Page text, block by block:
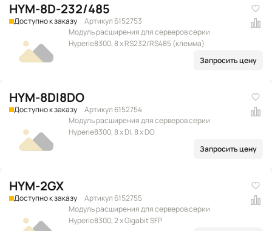
HYM-8D-232/485
Доступно к заказу
Артикул 6152753
Модуль расширения для серверов серии
Hyperie8300, 8 x RS232/RS485 (клемма)
Запросить цену
HYM-8DI8DO
Доступно к заказу
Артикул 6152754
Модуль расширения для серверов серии
Hyperie8300, 8 x DI, 8 x DO
Запросить цену
HYM-2GX
Доступно к заказу
Артикул 6152755
Модуль расширения для серверов серии
Hyperie8300, 2 x Gigabit SFP